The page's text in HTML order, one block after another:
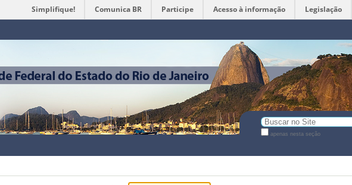
Simplifique! Comunica BR Participe Acesso à informação Legislação
Busca
apenas nesta seção